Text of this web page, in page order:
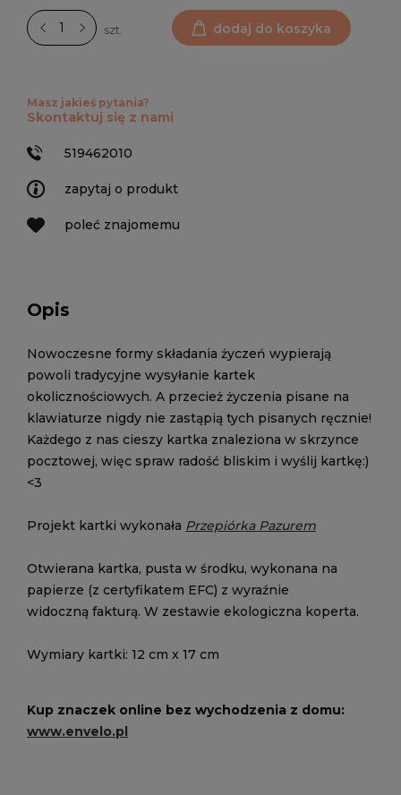
szt. dodaj do koszyka
zapytaj o produkt
poleć znajomemu
Masz jakieś pytania?
Skontaktuj się z nami
519462010
Opis
Nowoczesne formy składania życzeń wypierają
powoli tradycyjne wysyłanie kartek
okolicznościowych. A przecież życzenia pisane na
klawiaturze nigdy nie zastąpią tych pisanych ręcznie!
Każdego z nas cieszy kartka znaleziona w skrzynce
pocztowej, więc spraw radość bliskim i wyślij kartkę:)
<3
Projekt kartki wykonała Przepiórka Pazurem
Otwierana kartka, pusta w środku, wykonana na
papierze (z certyfikatem EFC) z wyraźnie
widoczną fakturą. W zestawie ekologiczna koperta.
Wymiary kartki: 12 cm x 17 cm
Kup znaczek online bez wychodzenia z domu:
www.envelo.pl